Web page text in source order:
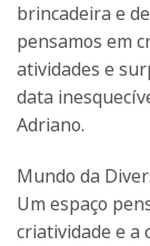
brincadeira e
pensamos em
atividades e
data
Adriano.
Mundo da
Um espaço
criatividade e a